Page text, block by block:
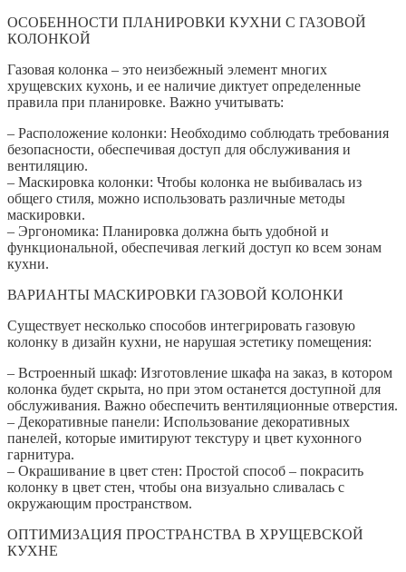
ОСОБЕННОСТИ ПЛАНИРОВКИ КУХНИ С ГАЗОВОЙ
КОЛОНКОЙ
Газовая колонка – это неизбежный элемент многих
хрущевских кухонь, и ее наличие диктует определенные
правила при планировке. Важно учитывать:
– Расположение колонки: Необходимо соблюдать требования
безопасности, обеспечивая доступ для обслуживания и
вентиляцию.
– Маскировка колонки: Чтобы колонка не выбивалась из
общего стиля, можно использовать различные методы
маскировки.
– Эргономика: Планировка должна быть удобной и
функциональной, обеспечивая легкий доступ ко всем зонам
кухни.
ВАРИАНТЫ МАСКИРОВКИ ГАЗОВОЙ КОЛОНКИ
Существует несколько способов интегрировать газовую
колонку в дизайн кухни, не нарушая эстетику помещения:
– Встроенный шкаф: Изготовление шкафа на заказ, в котором
колонка будет скрыта, но при этом останется доступной для
обслуживания. Важно обеспечить вентиляционные отверстия.
– Декоративные панели: Использование декоративных
панелей, которые имитируют текстуру и цвет кухонного
гарнитура.
– Окрашивание в цвет стен: Простой способ – покрасить
колонку в цвет стен, чтобы она визуально сливалась с
окружающим пространством.
ОПТИМИЗАЦИЯ ПРОСТРАНСТВА В ХРУЩЕВСКОЙ
КУХНЕ